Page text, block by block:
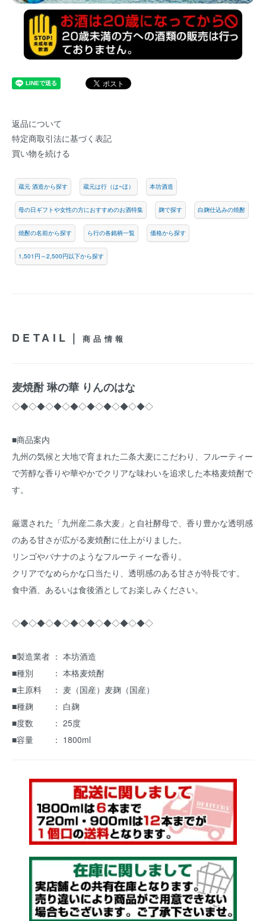
返品について
特定商取引法に基づく表記
買い物を続ける
蔵元 酒造から探す 蔵元は行（は~ほ） 本坊酒造
母の日ギフトや女性の方におすすめのお酒特集 麹で探す 白麹仕込みの焼酎
焼酎の名前から探す ら行の各銘柄一覧 価格から探す
1,501円～2,500円以下から探す
DETAIL｜ 商品情報
麦焼酎 琳の華 りんのはな
◇◆◇◆◇◆◇◆◇◆◇◆◇◆◇◆◇
■商品案内
九州の気候と大地で育まれた二条大麦にこだわり、フルーティー
で芳醇な香りや華やかでクリアな味わいを追求した本格麦焼酎で
す。
厳選された「九州産二条大麦」と自社酵母で、香り豊かな透明感
のある甘さが広がる麦焼酎に仕上がりました。
リンゴやバナナのようなフルーティーな香り。
クリアでなめらかな口当たり、透明感のある甘さが特長です。
食中酒、あるいは食後酒としてお楽しみください。
◇◆◇◆◇◆◇◆◇◆◇◆◇◆◇◆◇
■製造業者 ： 本坊酒造
■種別 ： 本格麦焼酎
■主原料 ： 麦（国産）麦麹（国産）
■種麹 ： 白麹
■度数 ： 25度
■容量 ： 1800ml